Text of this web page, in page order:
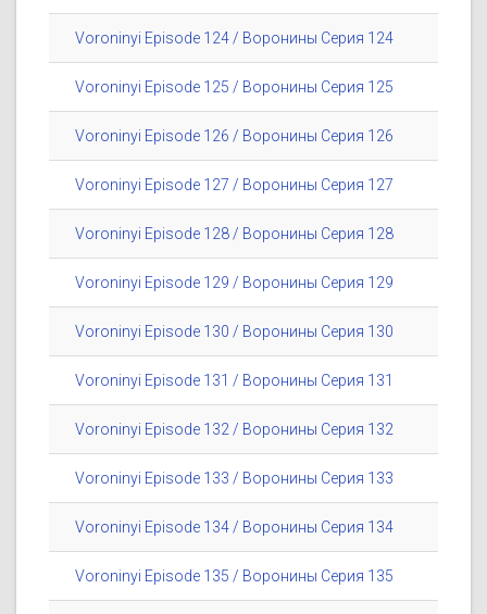
Voroninyi Episode 124 / Воронины Серия 124
Voroninyi Episode 125 / Воронины Серия 125
Voroninyi Episode 126 / Воронины Серия 126
Voroninyi Episode 127 / Воронины Серия 127
Voroninyi Episode 128 / Воронины Серия 128
Voroninyi Episode 129 / Воронины Серия 129
Voroninyi Episode 130 / Воронины Серия 130
Voroninyi Episode 131 / Воронины Серия 131
Voroninyi Episode 132 / Воронины Серия 132
Voroninyi Episode 133 / Воронины Серия 133
Voroninyi Episode 134 / Воронины Серия 134
Voroninyi Episode 135 / Воронины Серия 135